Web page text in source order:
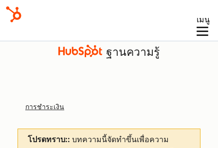
เมนู
ฐานความรู้
การชำระเงิน
โปรดทราบ:: บทความนี้จัดทำขึ้นเพื่อความ